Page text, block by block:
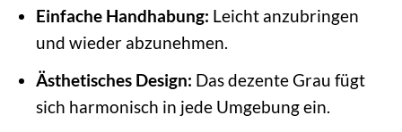
Einfache Handhabung: Leicht anzubringen
und wieder abzunehmen.
Ästhetisches Design: Das dezente Grau fügt
sich harmonisch in jede Umgebung ein.